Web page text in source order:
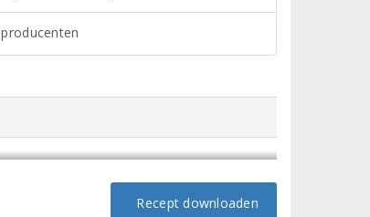
producenten
Recept downloaden